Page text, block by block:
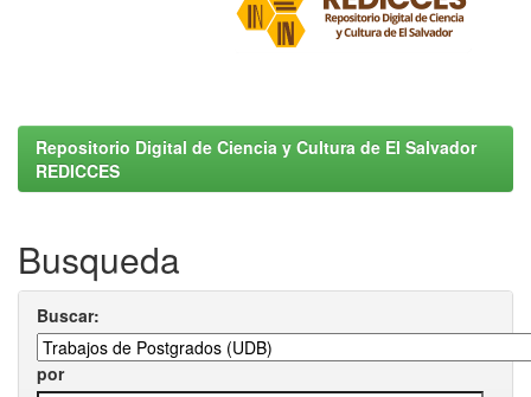
Repositorio Digital de Ciencia y Cultura de El Salvador
REDICCES
Busqueda
Buscar:
por